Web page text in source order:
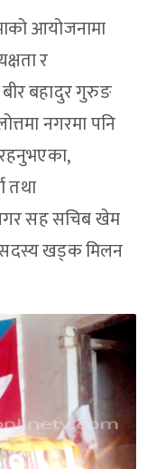
आयोजनामा
र
बहादुर गुरुङ
नगरमा पनि
तथा
सह सचिब खेम
सदस्य खड्क मिलन